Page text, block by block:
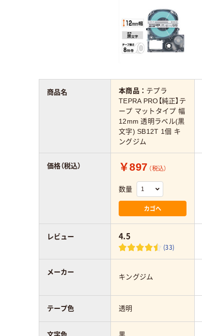
本商品： テプラ
TEPRA PRO【純正】テ
ープ マットタイプ 幅
12mm 透明ラベル(黒
文字) SB12T 1個 キ
ングジム
￥897 （税込）
数量
カゴへ
4.5
(33)
キングジム
透明
商品名
価格（税込）
レビュー
メーカー
テープ色